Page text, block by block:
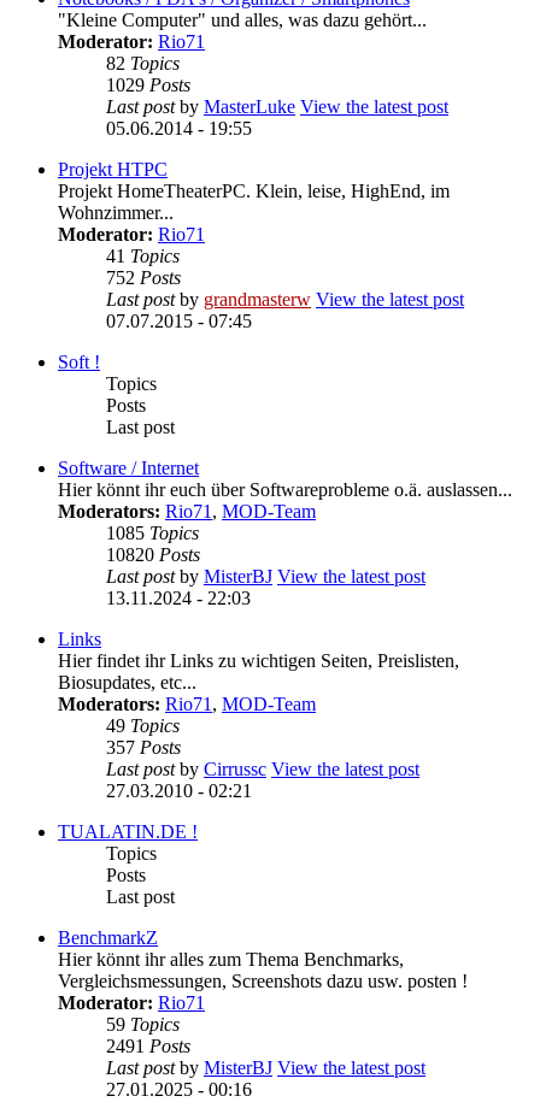
"Kleine Computer" und alles, was dazu gehört...
Moderator: Rio71
82 Topics
1029 Posts
Last postby MasterLuke View the latest post
05.06.2014 - 19:55
Projekt HTPC
Projekt HomeTheaterPC. Klein, leise, HighEnd, im
Wohnzimmer...
Moderator: Rio71
41 Topics
752 Posts
Last postby grandmasterw View the latest post
07.07.2015 - 07:45
Soft !
Topics
Posts
Last post
Software / Internet
Hier könnt ihr euch über Softwareprobleme o.ä. auslassen...
Moderators: Rio71, MOD-Team
1085 Topics
10820 Posts
Last postby MisterBJ View the latest post
13.11.2024 - 22:03
Links
Hier findet ihr Links zu wichtigen Seiten, Preislisten,
Biosupdates, etc...
Moderators: Rio71, MOD-Team
49 Topics
357 Posts
Last postby Cirrussc View the latest post
27.03.2010 - 02:21
TUALATIN.DE !
Topics
Posts
Last post
BenchmarkZ
Hier könnt ihr alles zum Thema Benchmarks,
Vergleichsmessungen, Screenshots dazu usw. posten !
Moderator: Rio71
59 Topics
2491 Posts
Last postby MisterBJ View the latest post
27.01.2025 - 00:16